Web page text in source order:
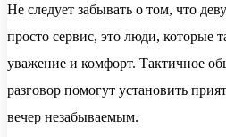
Не следует забывать о том, что
просто сервис, это люди, которые
уважение и комфорт. Тактичное
разговор помогут установить
вечер незабываемым.